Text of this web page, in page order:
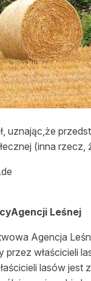
uznając,że
(inna
Leśnej
Agencja
przez właścicieli
lasów